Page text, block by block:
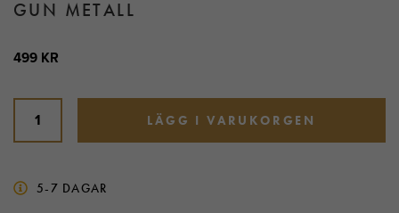
GUN METALL
499 KR
LÄGG I VARUKORGEN
5-7 DAGAR